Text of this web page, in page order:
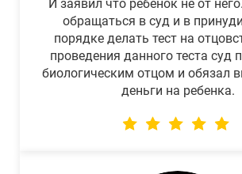
И заявил что ребенок не от
обращаться в суд и в
порядке делать тест на
проведения данного теста суд
биологическим отцом и обязал
деньги на ребенка.